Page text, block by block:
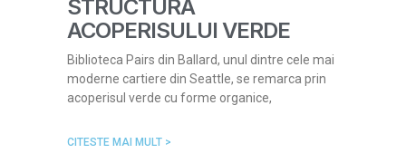
STRUCTURA
ACOPERISULUI VERDE
Biblioteca Pairs din Ballard, unul dintre cele mai
moderne cartiere din Seattle, se remarca prin
acoperisul verde cu forme organice,
CITESTE MAI MULT >